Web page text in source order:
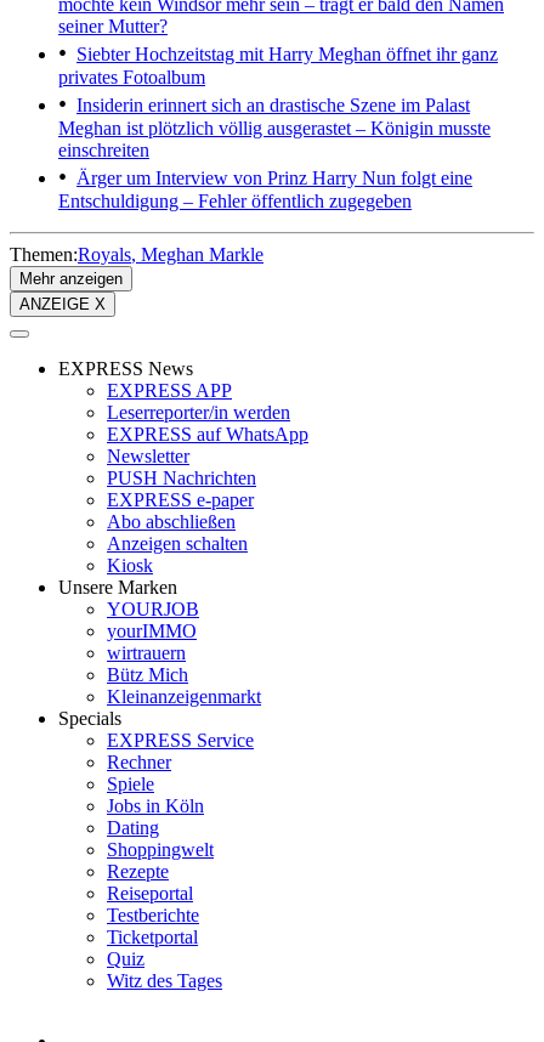
seiner Mutter?
Siebter Hochzeitstag mit Harry Meghan öffnet ihr ganz
privates Fotoalbum
Insiderin erinnert sich an drastische Szene im Palast
Meghan ist plötzlich völlig ausgerastet – Königin musste
einschreiten
Ärger um Interview von Prinz Harry Nun folgt eine
Entschuldigung – Fehler öffentlich zugegeben
Themen:Royals Meghan Markle
Mehr anzeigen
ANZEIGE X
EXPRESS News
EXPRESS APP
Leserreporter/in werden
EXPRESS auf WhatsApp
Newsletter
PUSH Nachrichten
EXPRESS e-paper
Abo abschließen
Anzeigen schalten
Kiosk
Unsere Marken
YOURJOB
yourIMMO
wirtrauern
Bütz Mich
Kleinanzeigenmarkt
Specials
EXPRESS Service
Rechner
Spiele
Jobs in Köln
Dating
Shoppingwelt
Rezepte
Reiseportal
Testberichte
Ticketportal
Quiz
Witz des Tages